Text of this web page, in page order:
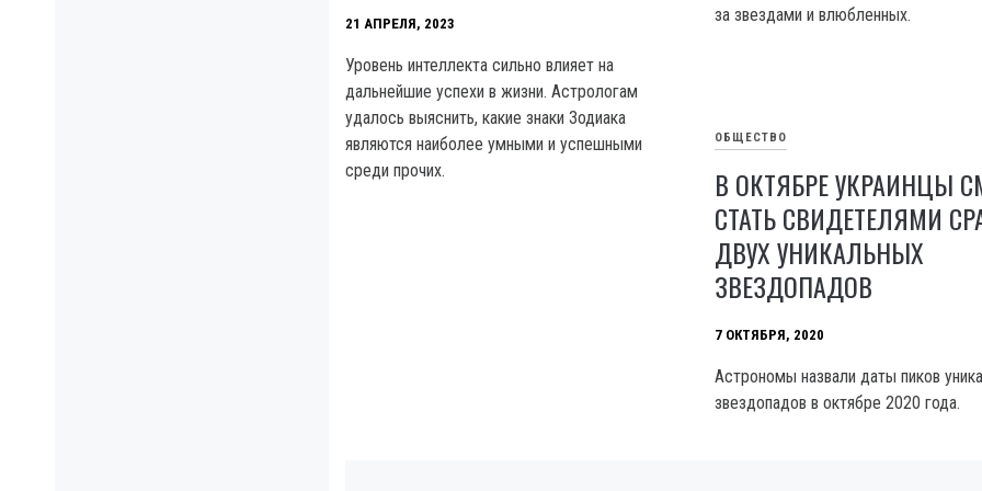
21 АПРЕЛЯ, 2023
Уровень интеллекта сильно влияет на
дальнейшие успехи в жизни. Астрологам
удалось выяснить, какие знаки Зодиака
являются наиболее умными и успешными
среди прочих.
за звездами и влюбленных.
ОБЩЕСТВО
В ОКТЯБРЕ УКРАИНЦЫ
СТАТЬ СВИДЕТЕЛЯМИ
ДВУХ УНИКАЛЬНЫХ
ЗВЕЗДОПАДОВ
7 ОКТЯБРЯ, 2020
Астрономы назвали даты пиков
звездопадов в октябре 2020 года.